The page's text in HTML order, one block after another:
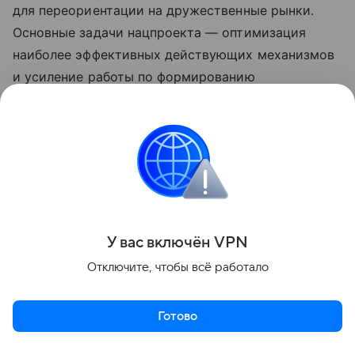
для переориентации на дружественные рынки.
Основные задачи нацпроекта — оптимизация
наиболее эффективных действующих механизмов
и усиление работы по формированию
инфраструктуры в странах-импортерах.
Обновленные нацпроекты реализуются
по решению Президента РФ Владимира Путина
Поделиться
Актуальное Топ дня Видео
У вас включён VPN
Отключите, чтобы всё работало
Готово